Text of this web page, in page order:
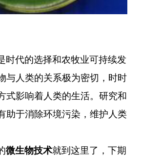
时代的选择和农牧业可持续发
与人类的关系极为密切，时时
式影响着人类的生活。研究和
助于消除环境污染，维护人类
微生物技术就到这里了，下期